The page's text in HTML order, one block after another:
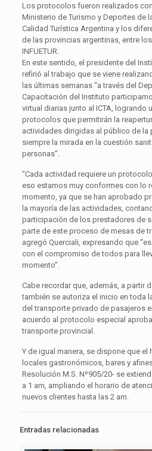
Los protocolos fueron realizados
Ministerio de Turismo y Deportes de
Calidad Turística Argentina y los
de las provincias argentinas, entre
INFUETUR.
En este sentido, el presidente del
refirió al trabajo que se viene
las últimas semanas “a través del
Capacitación del Instituto
virtual diarias junto al ICTA, logrando
protocolos que permitirán la
actividades dirigidas al público de la
siempre la mirada en la cuestión
personas”.
“Cada actividad requiere un
eso estamos muy conformes con lo
momento, ya que se han aprobado
la mayoría de las actividades,
participación de los prestadores de
parte de este proceso de mesas de
agregó Querciali, expresando que
con el compromiso de todos para
momento”.
Cabe recordar que, además, a partir
también se autoriza el inicio en toda
del transporte privado de pasajeros
acuerdo al protocolo especial
transporte provincial.
Y de igual manera, se dispone que el
locales gastronómicos, bares y
Resolución M.S. Nº905/20- se
a 1 am, ampliando el horario de
nuevos clientes hasta las 2 am.
Entradas relacionadas